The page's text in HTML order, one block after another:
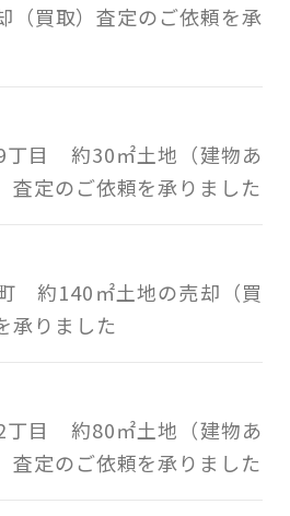
（買取）査定のご依頼を承
丁目 約30㎡土地（建物あ
査定のご依頼を承りました
約140㎡土地の売却（買
承りました
丁目 約80㎡土地（建物あ
査定のご依頼を承りました